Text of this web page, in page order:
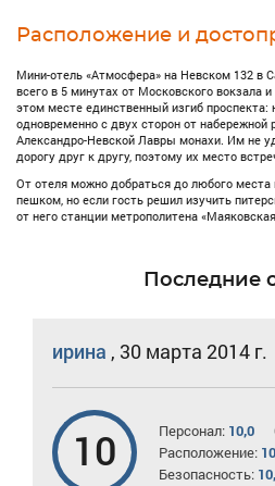
Расположение и
Мини-отель «Атмосфера» на Невском 132 в
всего в 5 минутах от Московского вокзала
этом месте единственный изгиб
одновременно с двух сторон от
Александро-Невской Лавры монахи. Им не
дорогу друг к другу, поэтому их место
От отеля можно добраться до любого места
пешком, но если гость решил изучить
от него станции метрополитена
Последние
ирина , 30 марта 2014 г.
10 Персонал: 10,0
Расположение:
Безопасность: